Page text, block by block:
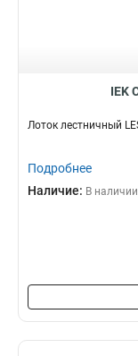
IEK
Лоток лестничный
Подробнее
Наличие: В наличии